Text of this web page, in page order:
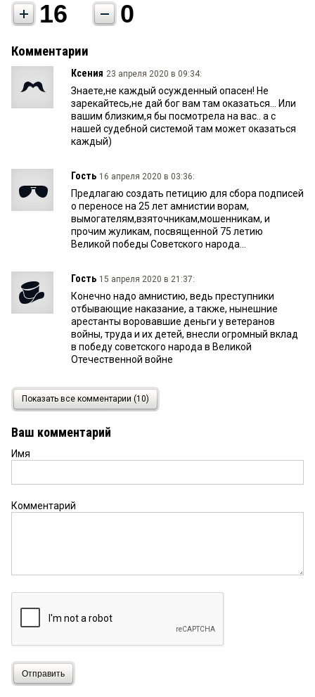
16 0
Комментарии
Ксения 23 апреля 2020 в 09:34:
Знаете,не каждый осужденный опасен! Не
зарекайтесь,не дай бог вам там оказаться... Или
вашим близким,я бы посмотрела на вас.. а с
нашей судебной системой там может оказаться
каждый)
Гость 16 апреля 2020 в 03:36:
Предлагаю создать петицию для сбора подписей
о переносе на 25 лет амнистии ворам,
вымогателям,взяточникам,мошенникам, и
прочим жуликам, посвященной 75 летию
Великой победы Советского народа...
Гость 15 апреля 2020 в 21:37:
Конечно надо амнистию, ведь преступники
отбывающие наказание, а также, нынешние
арестанты воровавшие деньги у ветеранов
войны, труда и их детей, внесли огромный вклад
в победу советского народа в Великой
Отечественной войне
12 апреля 2020 в 03:30:
Согласна с Эриком,сейчас законопослушным
делать на воле?Вообще на улицу будет страшно
Руслан 9 апреля 2020 в 22:20:
Не все заключённые такие.Много сидит за сущую
ерунду.Многих ждут семьи,
Геннадий валеев 9 апреля 2020 в 13:13:
Это страшно если заболеет хоть один человек в
сидят по 150-200 человек а бораков до 20 на
лагерях начнутся бунты
Евгений
Нужно освободить кому осталось менее 3 лет,
Показать все комментарии (10)
Ваш комментарий
Имя
Комментарий
Отправить